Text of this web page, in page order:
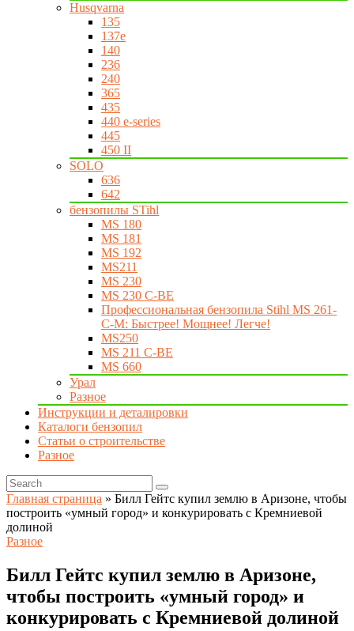
Husqvarna
135
137e
140
236
240
365
435
440 e-series
445
450 II
SOLO
636
642
бензопилы STihl
MS 180
MS 181
MS 192
MS211
MS 230
MS 230 C-BE
Профессиональная бензопила Stihl MS 261-
C-M: Быстрее! Мощнее! Легче!
MS250
MS 211 C-BE
MS 660
Урал
Разное
Инструкции и деталировки
Каталоги бензопил
Статьи о строительстве
Разное
Главная страница » Билл Гейтс купил землю в Аризоне, чтобы
построить «умный город» и конкурировать с Кремниевой
долиной
Разное
Билл Гейтс купил землю в Аризоне,
чтобы построить «умный город» и
конкурировать с Кремниевой долиной